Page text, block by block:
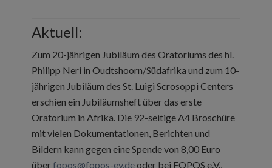
Aktuell:
Zum 20-jährigen Jubiläum des Oratoriums des hl.
Philipp Neri in Oudtshoorn/Südafrika und zum 10-
jährigen Jubiläum des St. Luigi Scrosoppi Centers
erschien ein Jubiläumsheft über das erste
Oratorium in Afrika. Die 92-seitige A4 Broschüre
mit vielen Dokumentationen, Berichten und
Bildern kann gegen eine Spende von 8,00 Euro
überfopos@fopos-ev.deoder bei FOPOS e.V.,